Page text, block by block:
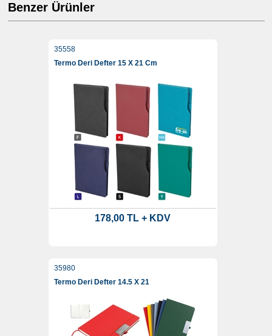
Benzer Ürünler
35558
Termo Deri Defter 15 X 21 Cm
178,00 TL + KDV
35980
Termo Deri Defter 14.5 X 21